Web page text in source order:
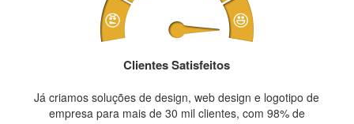
Clientes Satisfeitos
Já criamos soluções de design, web design e logotipo de
empresa para mais de 30 mil clientes, com 98% de